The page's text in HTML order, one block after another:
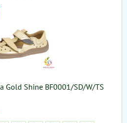
Gold Shine BF0001/SD/W/TS